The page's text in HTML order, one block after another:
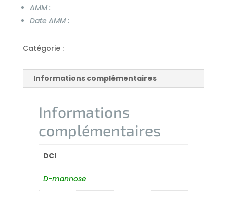
AMM :
Date AMM :
Catégorie :
Informations complémentaires
Informations
complémentaires
DCI
D-mannose